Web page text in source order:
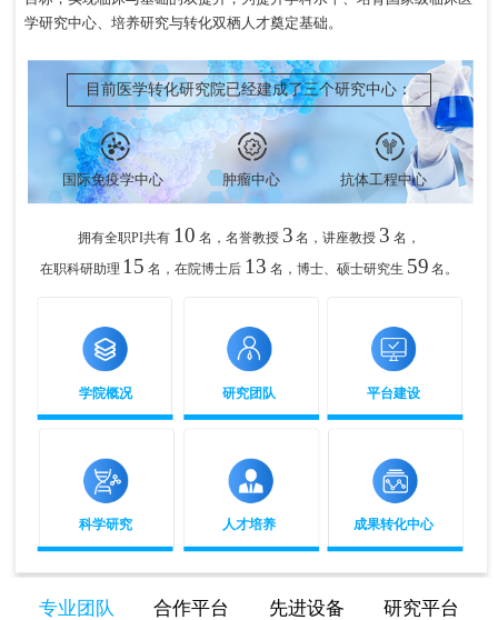
学研究中心、培养研究与转化双栖人才奠定基础。
目前医学转化研究院已经建成了三个研究中心：
国际免疫学中心 肿瘤中心 抗体工程中心
拥有全职PI共有 10 名，名誉教授 3 名，讲座教授 3 名，
在职科研助理 15 名，在院博士后 13 名，博士、硕士研究生 59 名。
学院概况 研究团队 平台建设
科学研究 人才培养 成果转化中心
专业团队 合作平台 先进设备 研究平台